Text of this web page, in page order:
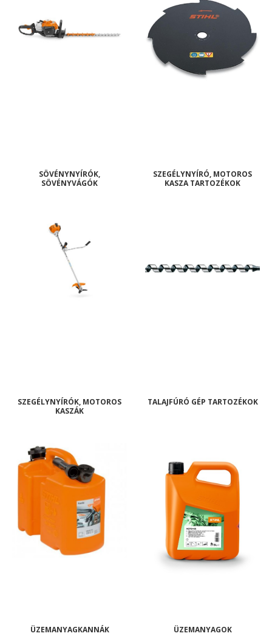
SÖVÉNYNYÍRÓK,
SÖVÉNYVÁGÓK
SZEGÉLYNYÍRÓ, MOTOROS
KASZA TARTOZÉKOK
SZEGÉLYNYÍRÓK, MOTOROS
KASZÁK
TALAJFÚRÓ GÉP TARTOZÉKOK
ÜZEMANYAGKANNÁK ÜZEMANYAGOK